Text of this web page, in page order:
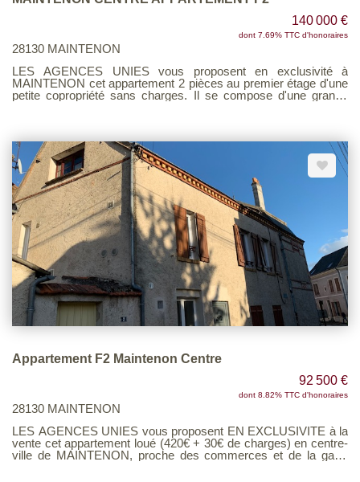
140 000 €
dont 7.69% TTC d'honoraires
28130 MAINTENON
LES AGENCES UNIES vous proposent en exclusivité à
MAINTENON cet appartement 2 pièces au premier étage d'une
petite copropriété sans charges. Il se compose d'une grande
d'honoraires consultable sur notre site
Appartement F2 Maintenon Centre
92 500 €
dont 8.82% TTC d'honoraires
28130 MAINTENON
LES AGENCES UNIES vous proposent EN EXCLUSIVITE à la
vente cet appartement loué (420€ + 30€ de charges) en centre-
ville de MAINTENON, proche des commerces et de la gare,